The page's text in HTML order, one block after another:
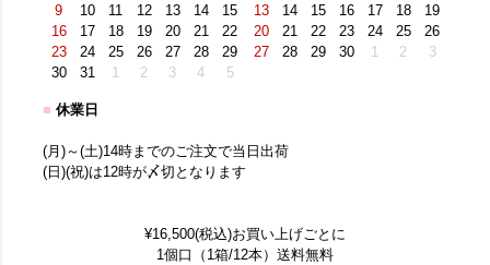
9
10 11 12 13 14
15
16
17 18 19 20 21
22
23
24 25 26 27 28
29
30
31 1 2 3 4 5
13
14 15 16 17 18
19
20
21 22 23 24 25
26
27
28 29 30 1 2 3
■ 休業日
(月)～(土)14時までのご注文で当日出荷
(日)(祝)は12時が〆切となります
¥16,500(税込)お買い上げごとに
1個口（1箱/12本）送料無料